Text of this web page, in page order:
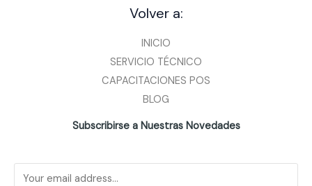
Volver a:
INICIO
SERVICIO TÉCNICO
CAPACITACIONES POS
BLOG
Subscribirse a Nuestras Novedades